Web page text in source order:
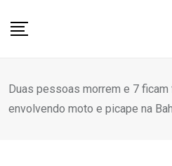
Duas pessoas morrem e 7
envolvendo moto e picape na